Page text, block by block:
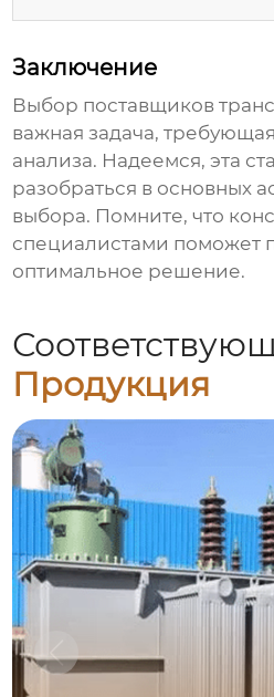
Заключение
Выбор поставщиков
важная задача,
анализа. Надеемся, эта
разобраться в основных
выбора. Помните, что
специалистами поможет
оптимальное решение.
Продукция